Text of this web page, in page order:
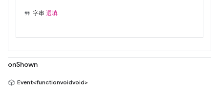
字串 選填
onShown
Event<functionvoidvoid>